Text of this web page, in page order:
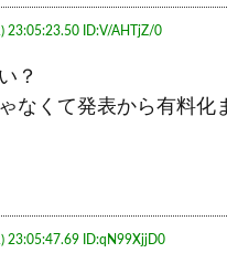
23:05:23.50 ID:V/AHTjZ/0
？
なくて発表から有料化
23:05:47.69 ID:qN99XjjD0